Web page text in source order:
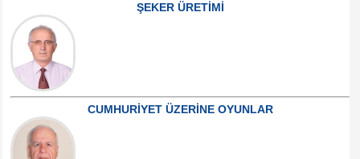
ŞEKER ÜRETİMİ
CUMHURİYET ÜZERİNE OYUNLAR